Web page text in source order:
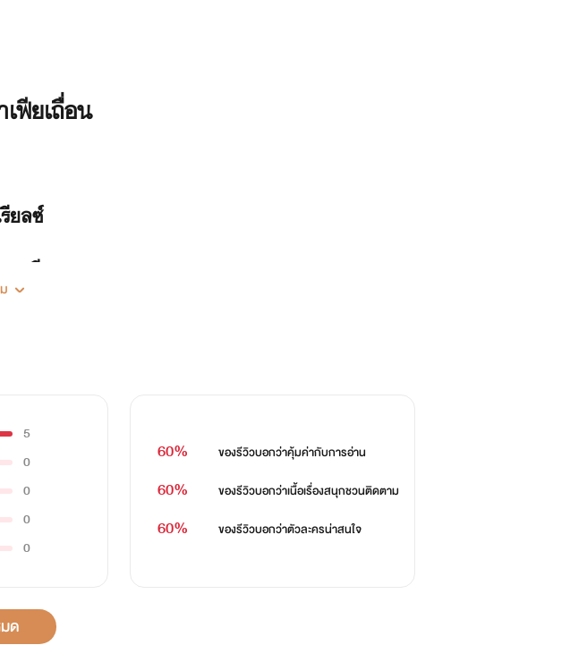
ฟียเถื่อน
ยลซ์
27ปี
อดกาลเก่งรอบด้าน ฉลาด เย็นชาไร้หัวใจ โหด โฉด เถื่อน ไม่เคย
ตร์
ที่ทำให้เธอตกหลุมรักและเจ็บปวดในคราวเดียวกันจิตใจเธออ่อนไหว
5
0
0
0
0
60% ของรีวิวบอกว่าคุ้มค่ากับการอ่าน
60% ของรีวิวบอกว่าเนื้อเรื่องสนุกชวนติดตาม
60% ของรีวิวบอกว่าตัวละครน่าสนใจ
ด